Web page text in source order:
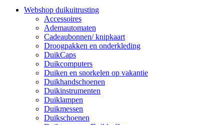
Webshop duikuitrusting
Accessoires
Ademautomaten
Cadeaubonnen/ knipkaart
Droogpakken en onderkleding
DuikCaps
Duikcomputers
Duiken en snorkelen op vakantie
Duikhandschoenen
Duikinstrumenten
Duiklampen
Duikmessen
Duikschoenen